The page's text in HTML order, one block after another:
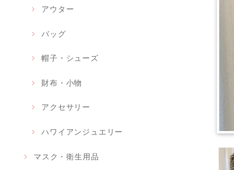
アウター
バッグ
帽子・シューズ
財布・小物
アクセサリー
ハワイアンジュエリー
マスク・衛生用品